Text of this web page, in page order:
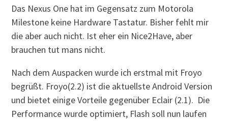
Das Nexus One hat im Gegensatz zum Motorola
Milestone keine Hardware Tastatur. Bisher fehlt mir
die aber auch nicht. Ist eher ein Nice2Have, aber
brauchen tut mans nicht.
Nach dem Auspacken wurde ich erstmal mit Froyo
begrüßt. Froyo(2.2) ist die aktuellste Android Version
und bietet einige Vorteile gegenüber Eclair (2.1). Die
Performance wurde optimiert, Flash soll nun laufen